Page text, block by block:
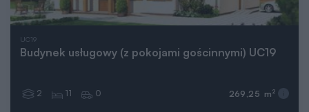
UC19
Budynek usługowy (z pokojami gościnnymi) UC19
2 11 0 269,25 m 2